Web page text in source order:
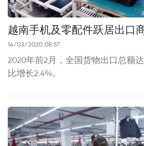
越南手机及零配件跃居出口
14/03/2020 08:57
2020年前2月，全国货物出口总额
比增长2.4%。